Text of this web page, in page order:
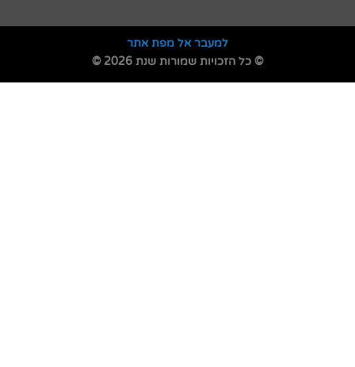
למעבר אל מפת אתר
© כל הזכויות שמורות שנת 2026 ©